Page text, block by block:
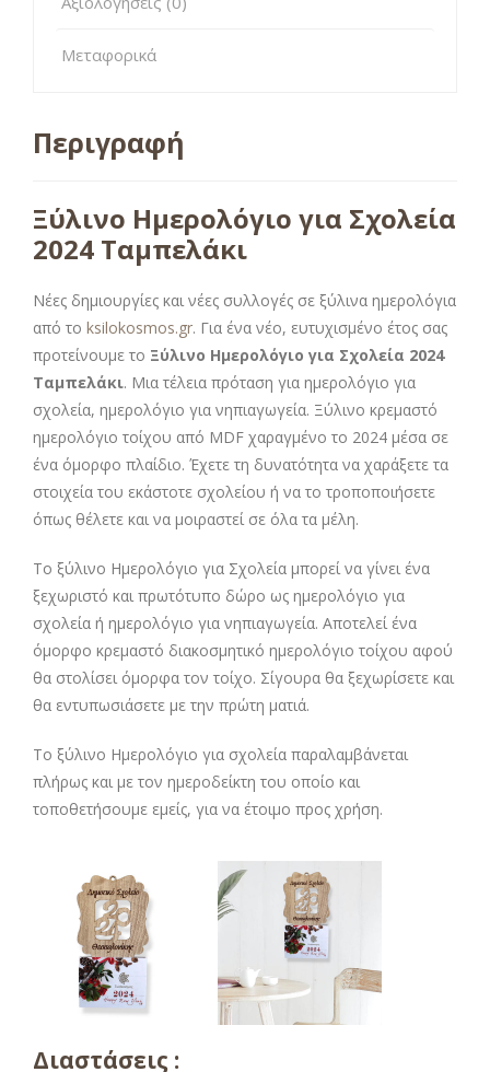
Μεταφορικά
Περιγραφή
Ξύλινο Ημερολόγιο για Σχολεία
2024 Ταμπελάκι
Νέες δημιουργίες και νέες συλλογές σε ξύλινα ημερολόγια
από το ksilokosmos.gr. Για ένα νέο, ευτυχισμένο έτος σας
προτείνουμε το Ξύλινο Ημερολόγιο για Σχολεία 2024
Ταμπελάκι. Μια τέλεια πρόταση για ημερολόγιο για
σχολεία, ημερολόγιο για νηπιαγωγεία. Ξύλινο κρεμαστό
ημερολόγιο τοίχου από MDF χαραγμένο το 2024 μέσα σε
ένα όμορφο πλαίδιο. Έχετε τη δυνατότητα να χαράξετε τα
στοιχεία του εκάστοτε σχολείου ή να το τροποποιήσετε
όπως θέλετε και να μοιραστεί σε όλα τα μέλη.
Το ξύλινο Ημερολόγιο για Σχολεία μπορεί να γίνει ένα
ξεχωριστό και πρωτότυπο δώρο ως ημερολόγιο για
σχολεία ή ημερολόγιο για νηπιαγωγεία. Αποτελεί ένα
όμορφο κρεμαστό διακοσμητικό ημερολόγιο τοίχου αφού
θα στολίσει όμορφα τον τοίχο. Σίγουρα θα ξεχωρίσετε και
θα εντυπωσιάσετε με την πρώτη ματιά.
Το ξύλινο Ημερολόγιο για σχολεία παραλαμβάνεται
πλήρως και με τον ημεροδείκτη του οποίο και
τοποθετήσουμε εμείς, για να έτοιμο προς χρήση.
Διαστάσεις :